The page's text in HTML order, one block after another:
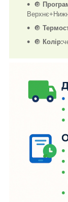
🔘
🔘
🔘 Колір: